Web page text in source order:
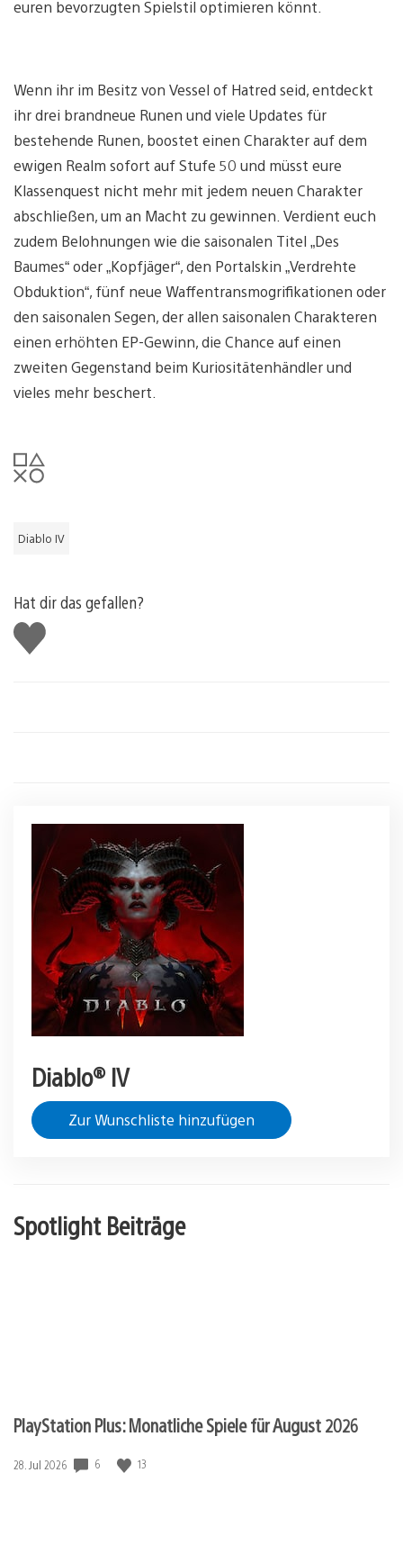
euren bevorzugten Spielstil optimieren könnt.
Wenn ihr im Besitz von Vessel of Hatred seid, entdeckt
ihr drei brandneue Runen und viele Updates für
bestehende Runen, boostet einen Charakter auf dem
ewigen Realm sofort auf Stufe 50 und müsst eure
Klassenquest nicht mehr mit jedem neuen Charakter
abschließen, um an Macht zu gewinnen. Verdient euch
zudem Belohnungen wie die saisonalen Titel „Des
Baumes“ oder „Kopfjäger“, den Portalskin „Verdrehte
Obduktion“, fünf neue Waffentransmogrifikationen oder
den saisonalen Segen, der allen saisonalen Charakteren
einen erhöhten EP-Gewinn, die Chance auf einen
zweiten Gegenstand beim Kuriositätenhändler und
vieles mehr beschert.
Diablo IV
Hat dir das gefallen?
Gefällt
mir
Diablo® IV
Zur Wunschliste hinzufügen
Spotlight Beiträge
PlayStation Plus: Monatliche Spiele für August 2026
Veröffentlichungsdatum:
28. Jul 2026 6 13